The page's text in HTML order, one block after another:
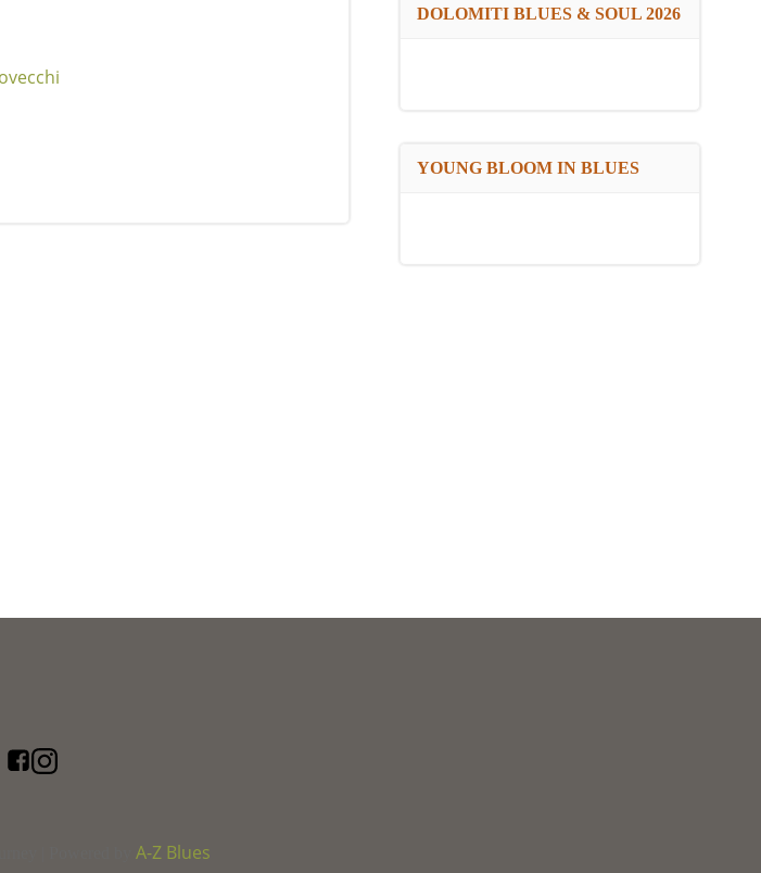
DOLOMITI BLUES & SOUL 2026
YOUNG BLOOM IN BLUES
A-Z Blues